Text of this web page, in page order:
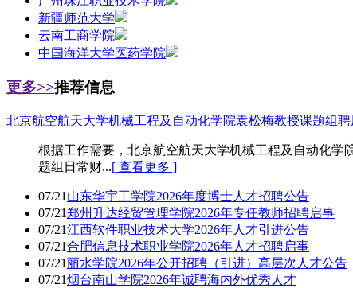
新疆师范大学
云南工商学院
中国海洋大学医药学院
更多>>推荐信息
北京航空航天大学机械工程及自动化学院袁松梅教授课题组
根据工作需要，北京航空航天大学机械工程及自动化学
题组日常财...[ 查看更多 ]
07/21 山东华宇工学院2026年度博士人才招聘公告
07/21郑州升达经贸管理学院2026年专任教师招聘启事
07/21江西软件职业技术大学2026年人才引进公告
07/21合肥信息技术职业学院2026年人才招聘启事
07/21丽水学院2026年公开招聘（引进）高层次人才公告
07/21烟台南山学院2026年诚聘海内外优秀人才